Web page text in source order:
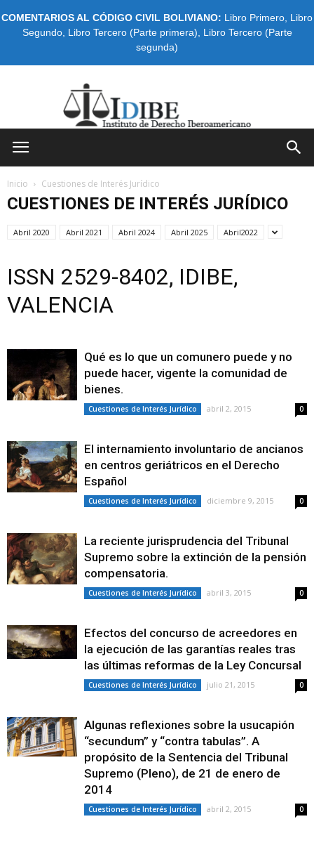
COMENTARIOS AL CÓDIGO CIVIL BOLIVIANO: Libro Primero Libro
Segundo, Libro Tercero (Parte primera)
Libro Tercero (Parte
segunda)
Inicio Cuestiones de Interés Jurídico
CUESTIONES DE INTERÉS JURÍDICO
Abril 2020 Abril 2021 Abril 2024 Abril 2025 Abril2022
ISSN 2529-8402, IDIBE,
VALENCIA
Qué es lo que un comunero puede y no
puede hacer, vigente la comunidad de
bienes.
Cuestiones de Interés Jurídico abril 2, 2015 0
El internamiento involuntario de ancianos
en centros geriátricos en el Derecho
Español
Cuestiones de Interés Jurídico diciembre 9, 2015 0
La reciente jurisprudencia del Tribunal
Supremo sobre la extinción de la pensión
compensatoria.
Cuestiones de Interés Jurídico abril 3, 2015 0
Efectos del concurso de acreedores en
la ejecución de las garantías reales tras
las últimas reformas de la Ley Concursal
Cuestiones de Interés Jurídico julio 21, 2015 0
Algunas reflexiones sobre la usucapión
“secundum” y “contra tabulas”. A
propósito de la Sentencia del Tribunal
Supremo (Pleno), de 21 de enero de
2014
Cuestiones de Interés Jurídico abril 2, 2015 0